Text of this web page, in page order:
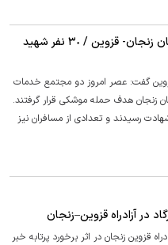
حمله موشکی به ۲ مجتمع بین‌راهی اتوبان زنجان- قزوین / ۳٠ نفر شهید
گفت: عصر امروز دو مجتمع خدمات
زنجان هدف حمله موشکی قرار گرفتند.
از هموطنان به شهادت رسیدند و تعدادی از مسافران نیز
در آزادراه قزوین–زنجان
قزوین زنجان در اثر برخورد پرتابه خبر